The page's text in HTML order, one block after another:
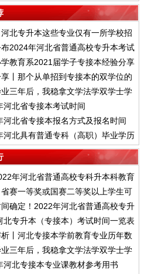
】专业门类介绍
北专升本这些专业仅有一所学校招
2024年河北省普通高校专升本考试
告
教育系2021届学子专接本经验分享
丨那个从单招到专接本的双学位的
刚考上了研究生
三年后，我稳拿文学法学双学士学
河北省专接本考试时间
河北省专接本报名方式及报名时间
河北具有普通专科（高职）毕业学历
学生士兵接受普通本科教育招生办
年河北省普通高校专科升本科教育
举行的公告
赛一等奖或国赛二等奖以上学生可
本科
确定！2022年河北省普通高校专升
告
北专升本（专接本）考试时间一览表
丨河北专接本学前教育专业历年数
三年后，我稳拿文学法学双学士学
河北专接本专业课教材参考用书